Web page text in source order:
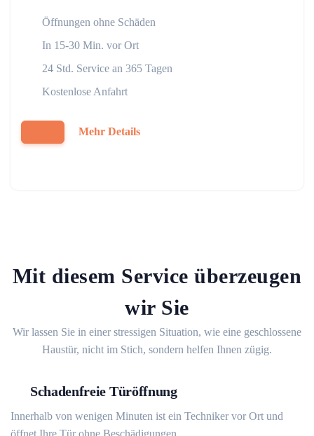
Öffnungen ohne Schäden
In 15-30 Min. vor Ort
24 Std. Service an 365 Tagen
Kostenlose Anfahrt
Mehr Details
Mit diesem Service überzeugen
wir Sie
Wir lassen Sie in einer stressigen Situation, wie eine geschlossene
Haustür, nicht im Stich, sondern helfen Ihnen zügig.
Schadenfreie Türöffnung
Innerhalb von wenigen Minuten ist ein Techniker vor Ort und
öffnet Ihre Tür ohne Beschädigungen.